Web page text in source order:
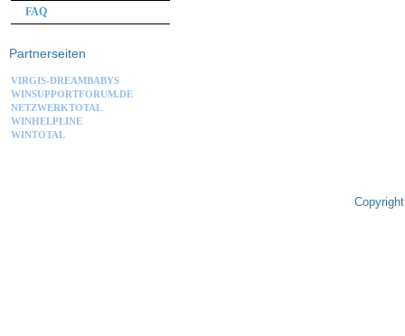
FAQ
Partnerseiten
VIRGIS-DREAMBABYS
WINSUPPORTFORUM.DE
NETZWERKTOTAL
WINHELPLINE
WINTOTAL